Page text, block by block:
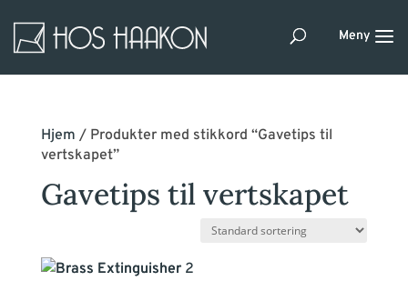
Hjem / Produkter med stikkord “Gavetips til
vertskapet”
Gavetips til vertskapet